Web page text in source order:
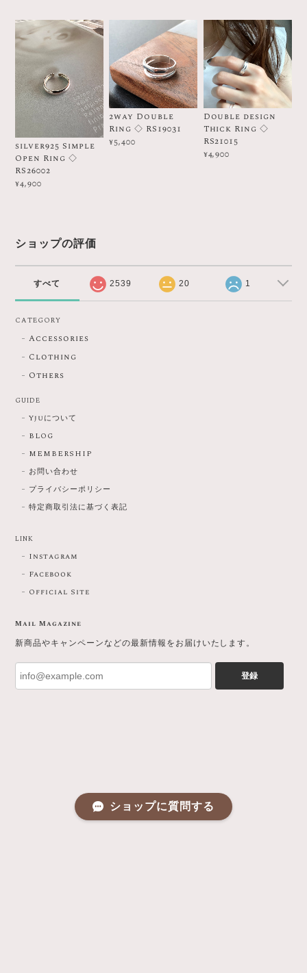
silver925 Simple
Open Ring ◇
RS26002
¥4,900
2way Double
Ring ◇ RS19031
¥5,400
Double design
Thick Ring ◇
RS21015
¥4,900
ショップの評価
すべて 2539 20 1
CATEGORY
Accessories
Clothing
Others
GUIDE
Yjuについて
BLOG
MEMBERSHIP
お問い合わせ
プライバシーポリシー
特定商取引法に基づく表記
LINK
Instagram
Facebook
Official Site
Mail Magazine
新商品やキャンペーンなどの最新情報をお届けいたします。
登録
ショップに質問する